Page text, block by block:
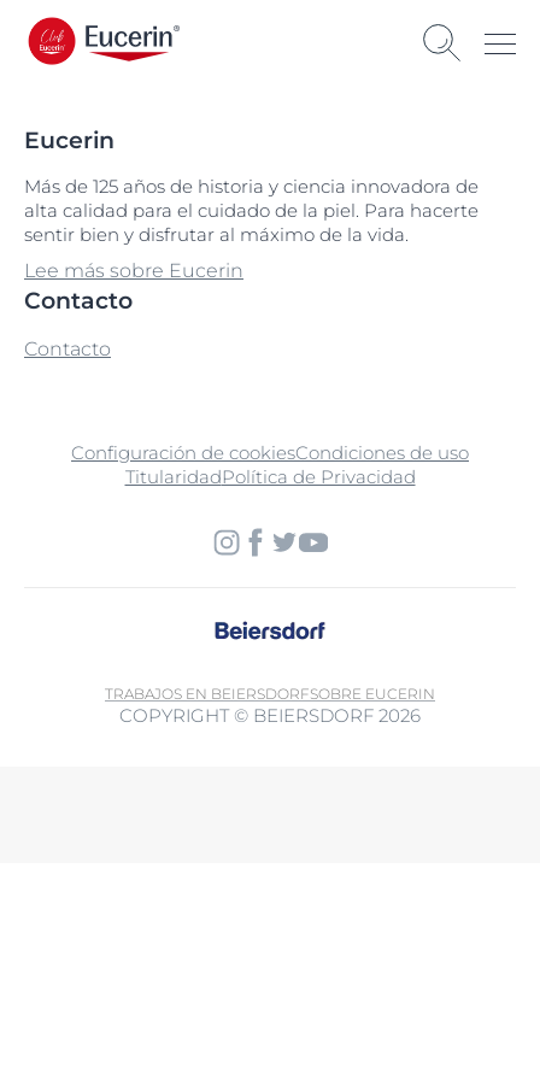
Eucerin
Más de 125 años de historia y ciencia innovadora de
alta calidad para el cuidado de la piel. Para hacerte
sentir bien y disfrutar al máximo de la vida.
Lee más sobre Eucerin
Contacto
Contacto
Configuración de cookiesCondiciones de uso
TitularidadPolítica de Privacidad
TRABAJOS EN BEIERSDORFSOBRE EUCERIN
COPYRIGHT © BEIERSDORF 2026